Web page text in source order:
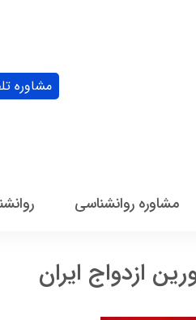
مشاوره
مشاوره روانشناسی
ازدواج ایران